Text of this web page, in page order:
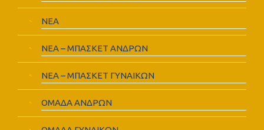
ΝΕΑ
ΝΕΑ – ΜΠΑΣΚΕΤ ΑΝΔΡΩΝ
ΝΕΑ – ΜΠΑΣΚΕΤ ΓΥΝΑΙΚΩΝ
ΟΜΑΔΑ ΑΝΔΡΩΝ